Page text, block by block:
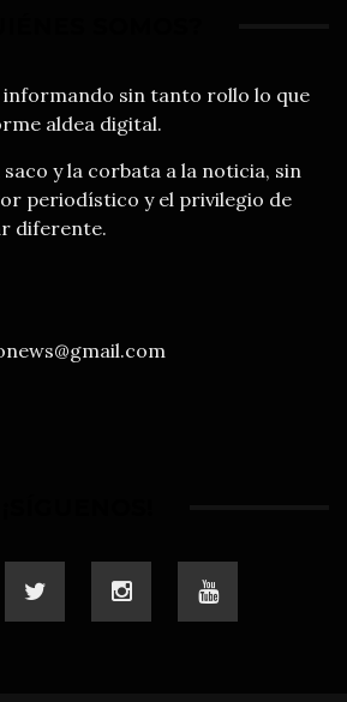
sin tanto rollo lo que
aldea digital.
y la corbata a la noticia, sin
periodístico y el privilegio de
diferente.